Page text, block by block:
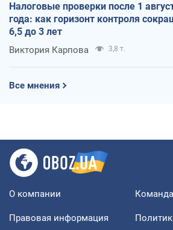
Налоговые проверки после 1
года: как горизонт контроля
6,5 до 3 лет
Виктория Карпова 3,8 т.
Все мнения
О компании Команда
Правовая информация